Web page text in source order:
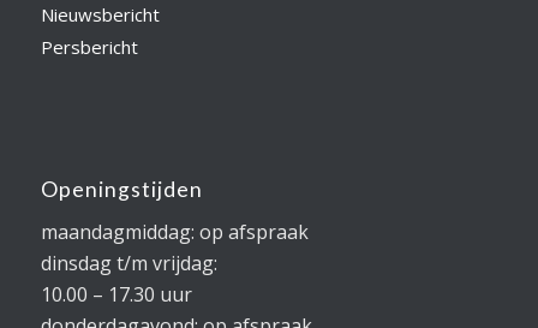
Nieuwsbericht
Persbericht
Openingstijden
maandagmiddag: op afspraak
dinsdag t/m vrijdag:
10.00 – 17.30 uur